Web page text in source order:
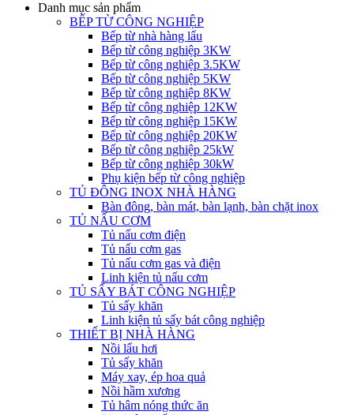
Danh mục sản phẩm
BẾP TỪ CÔNG NGHIỆP
Bếp từ nhà hàng lẩu
Bếp từ công nghiệp 3KW
Bếp từ công nghiệp 3.5KW
Bếp từ công nghiệp 5KW
Bếp từ công nghiệp 8KW
Bếp từ công nghiệp 12KW
Bếp từ công nghiệp 15KW
Bếp từ công nghiệp 20KW
Bếp từ công nghiệp 25kW
Bếp từ công nghiệp 30kW
Phụ kiện bếp từ công nghiệp
TỦ ĐÔNG INOX NHÀ HÀNG
Bàn đông, bàn mát, bàn lạnh, bàn chặt inox
TỦ NẤU CƠM
Tủ nấu cơm điện
Tủ nấu cơm gas
Tủ nấu cơm gas và điện
Linh kiện tủ nấu cơm
TỦ SẤY BÁT CÔNG NGHIỆP
Tủ sấy khăn
Linh kiện tủ sấy bát công nghiệp
THIẾT BỊ NHÀ HÀNG
Nồi lẩu hơi
Tủ sấy khăn
Máy xay, ép hoa quả
Nồi hầm xương
Tủ hâm nóng thức ăn